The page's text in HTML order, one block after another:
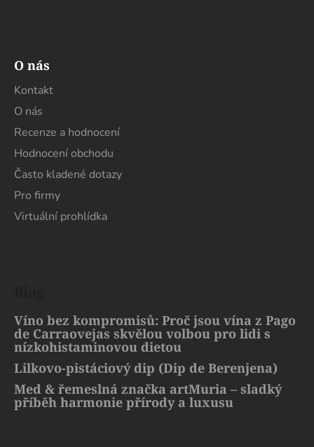
O nás
Kontakt
O nás
Recenze a hodnocení
Hodnocení obchodu
Často kladené dotazy
Pro firmy
Virtuální prohlídka
Víno bez kompromisů: Proč jsou vína z Pago
de Carraovejas skvělou volbou pro lidi s
nízkohistaminovou dietou
Lilkovo-pistáciový dip (Dip de Berenjena)
Med & řemeslná značka artMuria – sladký
příběh harmonie přírody a luxusu